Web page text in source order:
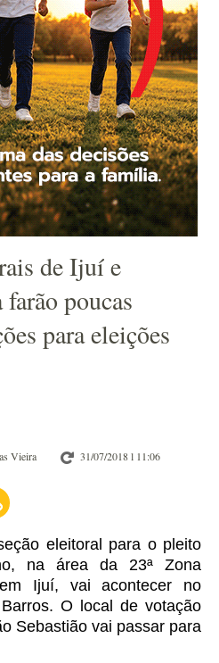
de Ijuí e
poucas
para eleições
Vieira 31/07/2018 l 11:06
eleitoral para o pleito
na área da 23ª Zona
Ijuí, vai acontecer no
O local de votação
Sebastião vai passar para